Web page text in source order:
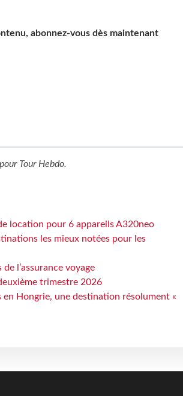
abonnez-vous dès maintenant
pour Tour Hebdo.
location pour 6 appareils A320neo
les mieux notées pour les
l’assurance voyage
trimestre 2026
en Hongrie, une destination résolument «